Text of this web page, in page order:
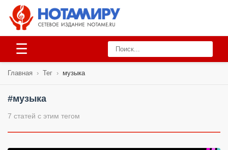
☰
Главная › Тег › музыка
#музыка
7 статей с этим тегом